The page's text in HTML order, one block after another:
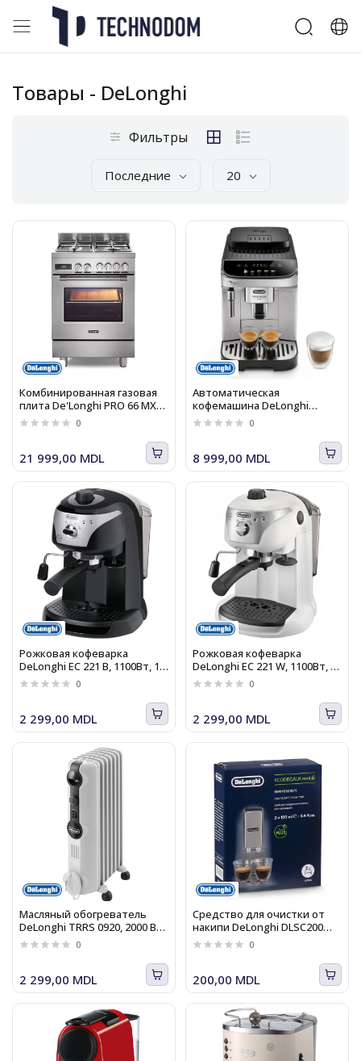
Товары - DeLonghi
Фильтры
Последние 20
Комбинированная газовая
плита De'Longhi PRO 66 MXL
PZ
0
21 999,00 MDL
Автоматическая
кофемашина DeLonghi
Magnifica Evo ECAM 292.33.SB
0
8 999,00 MDL
Рожковая кофеварка
DeLonghi EC 221 B, 1100Вт, 15
бар, система капучино,
черно-серебристый
0
2 299,00 MDL
Рожковая кофеварка
DeLonghi EC 221 W, 1100Вт, 15
бар, система капучино,
белый-серебристый
0
2 299,00 MDL
Масляный обогреватель
DeLonghi TRRS 0920, 2000 Вт,
3 уровня
0
2 299,00 MDL
Средство для очистки от
накипи DeLonghi DLSC200
EcoDecalk
0
200,00 MDL